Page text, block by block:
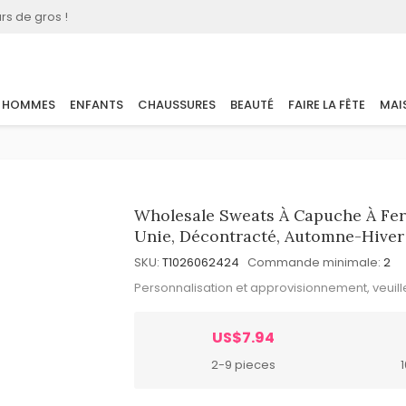
de gros !
HOMMES ENFANTS CHAUSSURES BEAUTÉ FAIRE LA FÊTE
Wholesale Sweats À Capuche À
Unie, Décontracté, Automne-
SKU: T1026062424 Commande minimale: 2
Personnalisation et approvisionnement,
US$7.94
2-9 pieces